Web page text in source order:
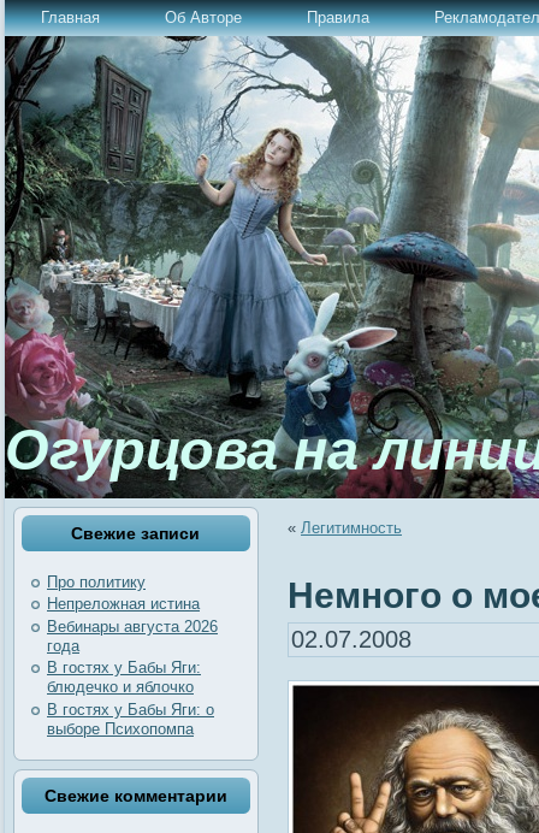
Главная Об Авторе Правила
Огурцова на
Свежие записи
Про политику
Непреложная истина
Вебинары августа 2026
года
В гостях у Бабы Яги:
блюдечко и яблочко
В гостях у Бабы Яги: о
выборе Психопомпа
Свежие комментарии
« Легитимность
Немного о
02.07.2008